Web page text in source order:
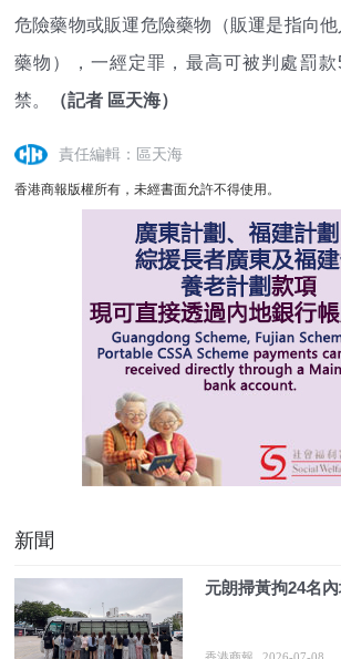
危險藥物或販運危險藥物（販運是指向
藥物），一經定罪，最高可被判處罰
禁。
（記者 區天海）
責任編輯：區天海
香港商報版權所有，未經書面允許不得使用。
新聞
元朗掃黃拘24名
香港商報 2026-07-08